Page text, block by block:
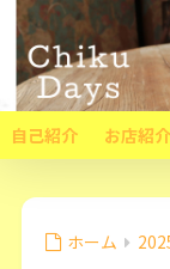
自己紹介 お店紹介
ホーム